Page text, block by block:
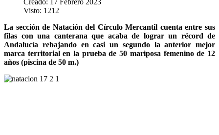
Visto: 1212
La sección de Natación del Círculo Mercantil cuenta entre sus
filas con una canterana que acaba de lograr un récord de
Andalucía rebajando en casi un segundo la anterior mejor
marca territorial en la prueba de 50 mariposa femenino de 12
años (piscina de 50 m.)